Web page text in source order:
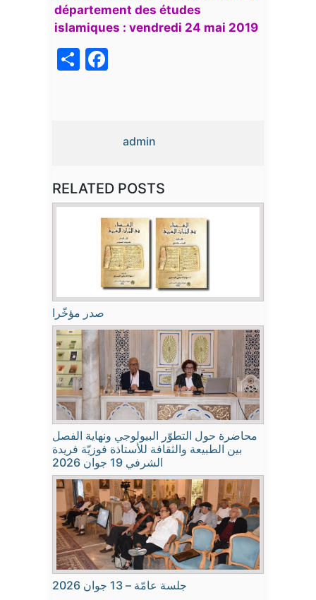
département des études
islamiques : vendredi 24 mai 2019
admin
RELATED POSTS
صدر مؤخّرا
محاضرة حول التطوّر البيولوجي ونهاية الفصل
بين الطبيعة والثقافة للأستاذة فوزيّة فريدة
الشرفي 19 جوان 2026
جلسة عامّة – 13 جوان 2026